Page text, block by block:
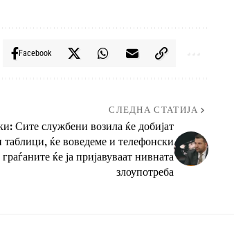
Facebook
СЛЕДНА СТАТИЈА
Сите службени возила ќе добијат
ќе воведеме и телефонски
ќе ја пријавуваат нивната
злоупотреба